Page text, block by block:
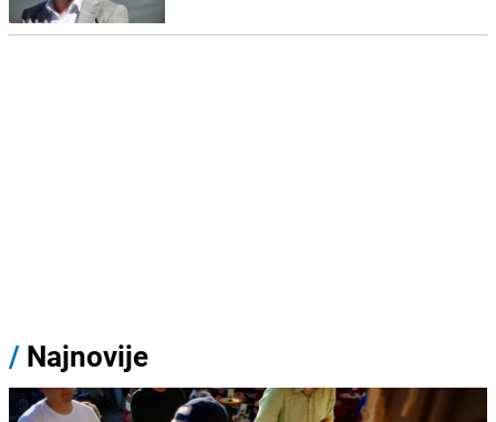
/ Najnovije